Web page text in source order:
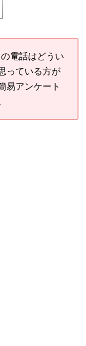
電話はどうい
っている方が
易アンケート